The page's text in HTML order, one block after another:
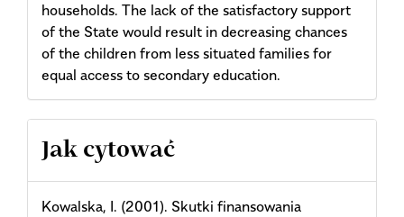
households. The lack of the satisfactory support
of the State would result in decreasing chances
of the children from less situated families for
equal access to secondary education.
Article
Details
Jak cytować
Kowalska, I. (2001). Skutki finansowania